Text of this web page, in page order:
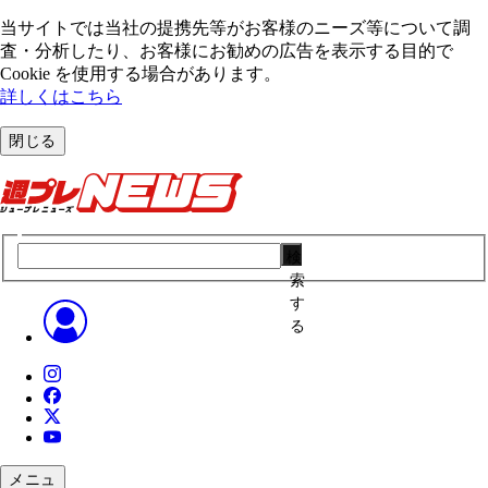
当サイトでは当社の提携先等がお客様のニーズ等について調
査・分析したり、お客様にお勧めの広告を表⽰する⽬的で
Cookie を使⽤する場合があります。
詳しくはこちら
閉じる
索
す
る
メニュ